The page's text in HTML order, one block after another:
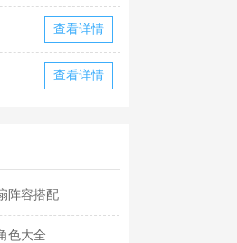
查看详情
查看详情
阵容搭配
色大全